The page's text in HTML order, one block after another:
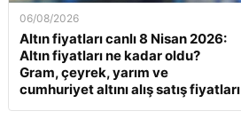
06/08/2026
Altın fiyatları canlı 8 Nisan 2026:
Altın fiyatları ne kadar oldu?
Gram, çeyrek, yarım ve
cumhuriyet altını alış satış fiyatları